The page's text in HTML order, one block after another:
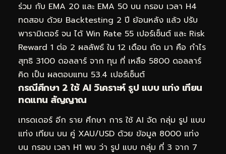
ร่วม กับ EMA 20 และ EMA 50 บน กรอบ เวลา H4
ทดสอบ ด้วย Backtesting 2 ปี ย้อนหลัง แล้ว ปรับ
พารามิเตอร์ จน ได้ Win Rate 55 เปอร์เซ็นต์ และ Risk
Reward 1 ต่อ 2 ผลลัพธ์ ใน 12 เดือน ถัด มา คือ กำไร
สุทธิ 3100 ดอลลาร์ จาก ทุน ที่ เหลือ 5800 ดอลลาร์
คิด เป็น ผลตอบแทน 53.4 เปอร์เซ็นต์
กรณีศึกษา 2 ใช้ AI วิเคราะห์ รูป แบบ แท่ง เทียน
ทดแทน สัญญาณ
เทรดเดอร์ อีก ราย ศึกษา การ ใช้ AI จัด กลุ่ม รูป แบบ
แท่ง เทียน บน คู่ XAU/USD ด้วย ข้อมูล 8000 แท่ง
บน กรอบ เวลา H1 พบ ว่า รูป แบบ กลุ่ม ที่ 3 จาก 7